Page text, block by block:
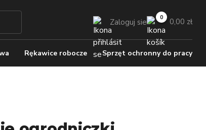
Zaloguj sie 0,00 zł
Rękawice robocze Sprzęt ochronny do pracy